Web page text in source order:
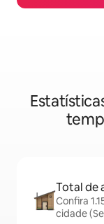
Total de
Confira
cidade